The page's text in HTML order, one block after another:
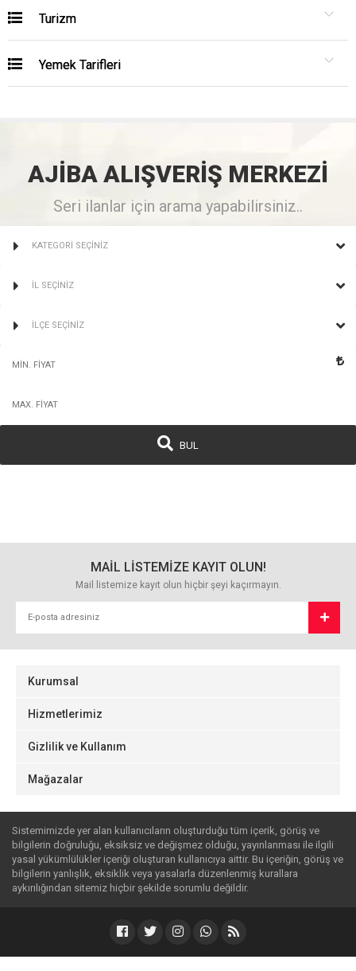
Turizm
Yemek Tarifleri
AJİBA ALIŞVERİŞ MERKEZİ
Seri ilanlar için arama yapabilirsiniz..
KATEGORİ SEÇİNİZ
İL SEÇİNİZ
İLÇE SEÇİNİZ
BUL
MAİL LİSTEMİZE KAYIT OLUN!
Mail listemize kayıt olun hiçbir şeyi kaçırmayın.
Kurumsal
Hizmetlerimiz
Gizlilik ve Kullanım
Mağazalar
Sistemimizde yer alan kullanıcıların oluşturduğu tüm içerik, görüş ve
bilgilerin doğruluğu, eksiksiz ve değişmez olduğu, yayınlanması ile ilgili
yasal yükümlülükler içeriği oluşturan kullanıcıya aittir. Bu içeriğin, görüş ve
bilgilerin yanlışlık, eksiklik veya yasalarla düzenlenmiş kurallara
aykırılığından sitemiz hiçbir şekilde sorumlu değildir.